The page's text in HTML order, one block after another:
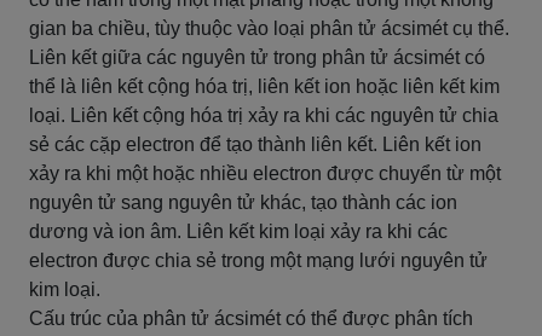
gian ba chiều, tùy thuộc vào loại phân tử ácsimét cụ thể.
Liên kết giữa các nguyên tử trong phân tử ácsimét có
thể là liên kết cộng hóa trị, liên kết ion hoặc liên kết kim
loại. Liên kết cộng hóa trị xảy ra khi các nguyên tử chia
sẻ các cặp electron để tạo thành liên kết. Liên kết ion
xảy ra khi một hoặc nhiều electron được chuyển từ một
nguyên tử sang nguyên tử khác, tạo thành các ion
dương và ion âm. Liên kết kim loại xảy ra khi các
electron được chia sẻ trong một mạng lưới nguyên tử
kim loại.
Cấu trúc của phân tử ácsimét có thể được phân tích